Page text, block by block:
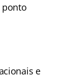
ponto
e